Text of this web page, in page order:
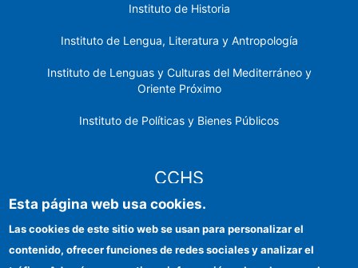
Instituto de Historia
Instituto de Lengua, Literatura y Antropología
Instituto de Lenguas y Culturas del Mediterráneo y
Oriente Próximo
Instituto de Políticas y Bienes Públicos
CCHS
Identidad institucional
Esta página web usa cookies.
Las cookies de este sitio web se usan para personalizar el
contenido, ofrecer funciones de redes sociales y analizar el